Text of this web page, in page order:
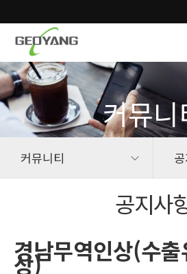
커뮤니
커뮤니티
공지사
경남무역인상(수
상)